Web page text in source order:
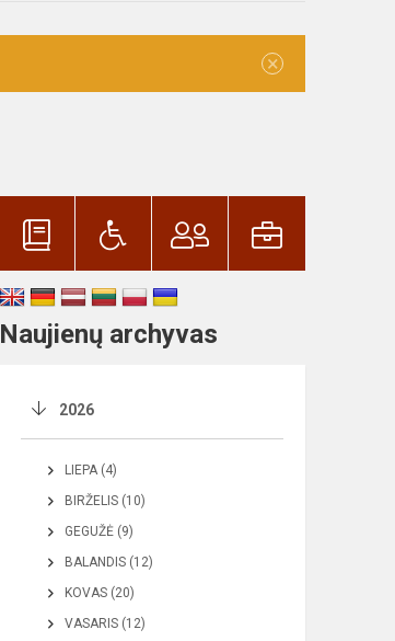
×
Naujienų archyvas
2026
LIEPA (4)
BIRŽELIS (10)
GEGUŽĖ (9)
BALANDIS (12)
KOVAS (20)
VASARIS (12)